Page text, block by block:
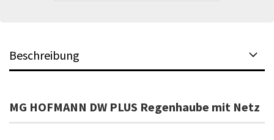
Beschreibung
MG HOFMANN DW PLUS Regenhaube mit Netz